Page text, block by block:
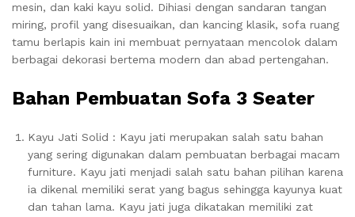
mesin, dan kaki kayu solid. Dihiasi dengan sandaran tangan
miring, profil yang disesuaikan, dan kancing klasik, sofa ruang
tamu berlapis kain ini membuat pernyataan mencolok dalam
berbagai dekorasi bertema modern dan abad pertengahan.
Bahan Pembuatan Sofa 3 Seater
Kayu Jati Solid : Kayu jati merupakan salah satu bahan
yang sering digunakan dalam pembuatan berbagai macam
furniture. Kayu jati menjadi salah satu bahan pilihan karena
ia dikenal memiliki serat yang bagus sehingga kayunya kuat
dan tahan lama. Kayu jati juga dikatakan memiliki zat